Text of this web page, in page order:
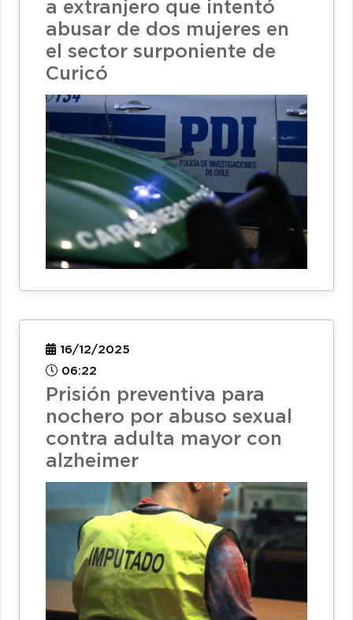
a extranjero que intentó
abusar de dos mujeres en
el sector surponiente de
Curicó
16/12/2025
06:22
Prisión preventiva para
nochero por abuso sexual
contra adulta mayor con
alzheimer